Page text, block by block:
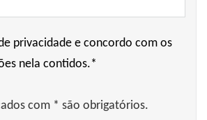
privacidade e concordo com os
nela contidos.*
com * são obrigatórios.